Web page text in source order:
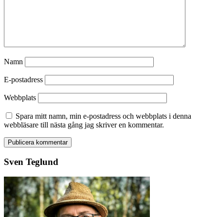
Namn
E-postadress
Webbplats
Spara mitt namn, min e-postadress och webbplats i denna
webbläsare till nästa gång jag skriver en kommentar.
Sven Teglund